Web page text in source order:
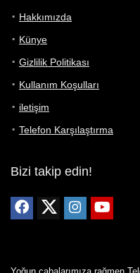
Hakkımızda
Künye
Gizlilik Politikası
Kullanım Koşulları
iletişim
Telefon Karşılaştırma
Bizi takip edin!